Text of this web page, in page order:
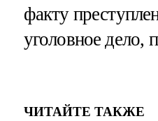
факту
уголовное дело,
ЧИТАЙТЕ ТАКЖЕ